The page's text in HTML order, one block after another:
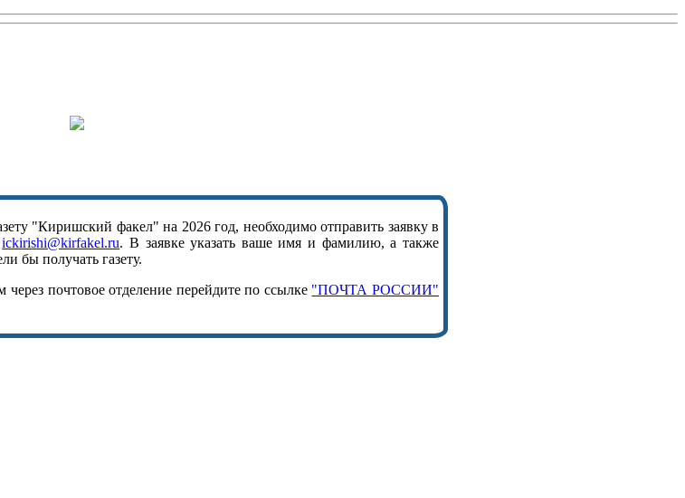
"Киришский факел" на 2026 год, необходимо отправить заявку в
ickirishi@kirfakel.ru. В заявке указать ваше имя и фамилию, а также
бы получать газету.
почтовое отделение перейдите по ссылке "ПОЧТА РОССИИ"